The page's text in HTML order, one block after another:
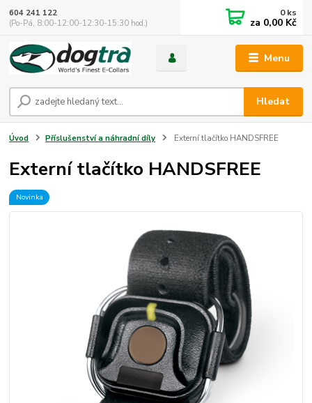
Menu
Hledat
604 241 122
(Po-Pá, 8:00-12:00-12:30-15:30 hod.)
0ks
za 0,00 Kč
Úvod Příslušenství a náhradní díly Externí tlačítko HANDSFREE
Externí tlačítko HANDSFREE
Novinka